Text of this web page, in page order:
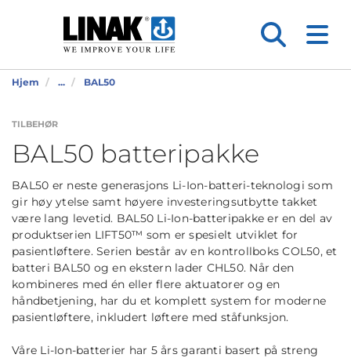
Hjem ... BAL50
TILBEHØR
BAL50 batteripakke
BAL50 er neste generasjons Li-Ion-batteri-teknologi som
gir høy ytelse samt høyere investeringsutbytte takket
være lang levetid. BAL50 Li-Ion-batteripakke er en del av
produktserien LIFT50™ som er spesielt utviklet for
pasientløftere. Serien består av en kontrollboks COL50, et
batteri BAL50 og en ekstern lader CHL50. Når den
kombineres med én eller flere aktuatorer og en
håndbetjening, har du et komplett system for moderne
pasientløftere, inkludert løftere med ståfunksjon.
Våre Li-Ion-batterier har 5 års garanti basert på streng